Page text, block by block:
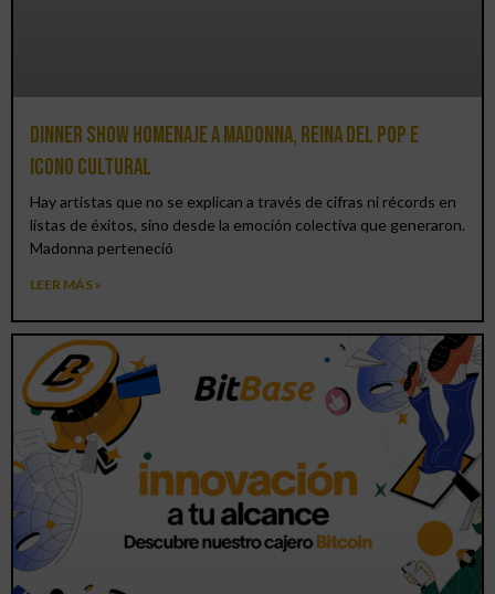
Dinner Show homenaje a Madonna, reina del pop e
icono cultural
Hay artistas que no se explican a través de cifras ni récords en
listas de éxitos, sino desde la emoción colectiva que generaron.
Madonna perteneció
LEER MÁS »